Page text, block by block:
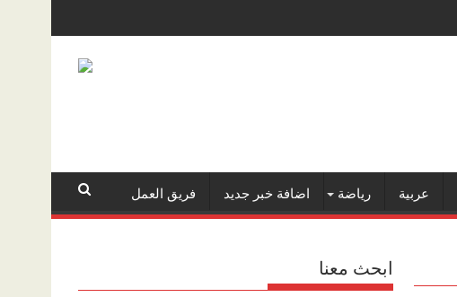
عربية رياضة اضافة خبر جديد فريق العمل
ابحث معنا